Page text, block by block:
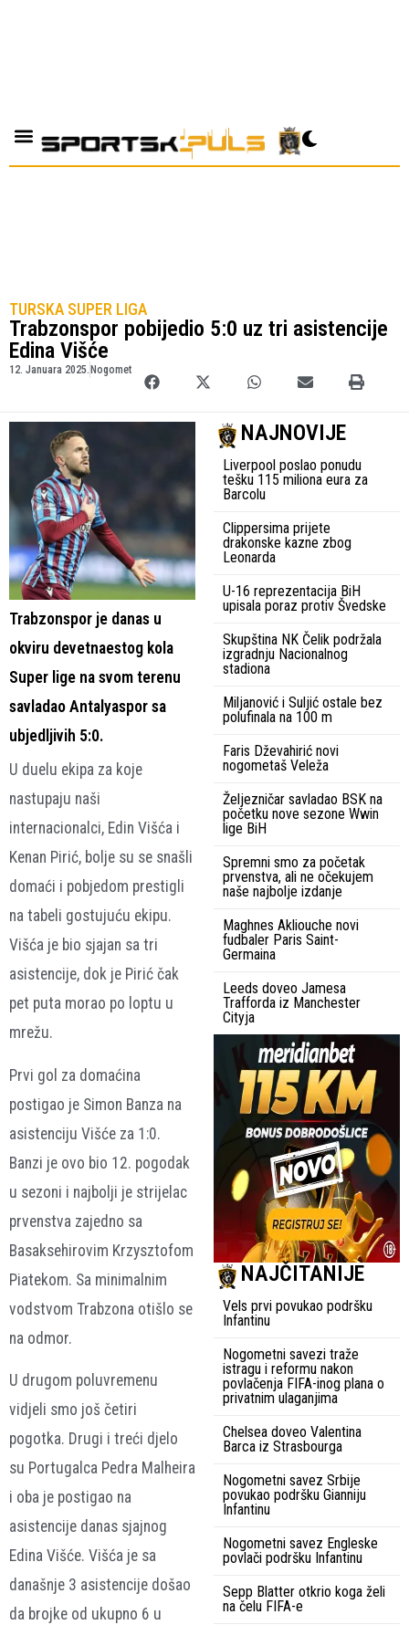
TURSKA SUPER LIGA
Trabzonspor pobijedio 5:0 uz tri asistencije
Edina Višće
12. Januara 2025. Nogomet
Trabzonspor je danas u
okviru devetnaestog kola
Super lige na svom terenu
savladao Antalyaspor sa
ubjedljivih 5:0.
U duelu ekipa za koje
nastupaju naši
internacionalci, Edin Višća i
Kenan Pirić, bolje su se snašli
domaći i pobjedom prestigli
na tabeli gostujuću ekipu.
Višća je bio sjajan sa tri
asistencije, dok je Pirić čak
pet puta morao po loptu u
mrežu.
Prvi gol za domaćina
postigao je Simon Banza na
asistenciju Višće za 1:0.
Banzi je ovo bio 12. pogodak
u sezoni i najbolji je strijelac
prvenstva zajedno sa
Basaksehirovim Krzysztofom
Piatekom. Sa minimalnim
vodstvom Trabzona otišlo se
na odmor.
U drugom poluvremenu
vidjeli smo još četiri
pogotka. Drugi i treći djelo
su Portugalca Pedra Malheira
i oba je postigao na
asistencije danas sjajnog
Edina Višće. Višća je sa
današnje 3 asistencije došao
da brojke od ukupno 6 u
NAJNOVIJE
Liverpool poslao ponudu
tešku 115 miliona eura za
Barcolu
Clippersima prijete
drakonske kazne zbog
Leonarda
U-16 reprezentacija BiH
upisala poraz protiv Švedske
Skupština NK Čelik podržala
izgradnju Nacionalnog
stadiona
Miljanović i Suljić ostale bez
polufinala na 100 m
Faris Dževahirić novi
nogometaš Veleža
Željezničar savladao BSK na
početku nove sezone Wwin
lige BiH
Spremni smo za početak
prvenstva, ali ne očekujem
naše najbolje izdanje
Maghnes Akliouche novi
fudbaler Paris Saint-
Germaina
Leeds doveo Jamesa
Trafforda iz Manchester
Cityja
NAJČITANIJE
Vels prvi povukao podršku
Infantinu
Nogometni savezi traže
istragu i reformu nakon
povlačenja FIFA-inog plana o
privatnim ulaganjima
Chelsea doveo Valentina
Barca iz Strasbourga
Nogometni savez Srbije
povukao podršku Gianniju
Infantinu
Nogometni savez Engleske
povlači podršku Infantinu
Sepp Blatter otkrio koga želi
na čelu FIFA-e